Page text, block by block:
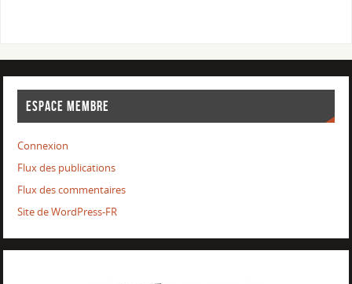
ESPACE MEMBRE
Connexion
Flux des publications
Flux des commentaires
Site de WordPress-FR